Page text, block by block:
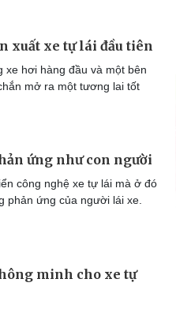
xuất xe tự lái đầu tiên
xe hơi hàng đầu và một bên
mở ra một tương lai tốt
ứng như con người
công nghệ xe tự lái mà ở đó
phản ứng của người lái xe.
minh cho xe tự